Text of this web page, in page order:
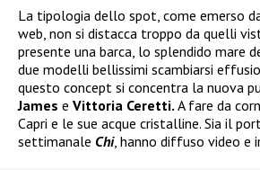
La tipologia dello spot, come emerso
web, non si distacca troppo da quelli
presente una barca, lo splendido mare
due modelli bellissimi scambiarsi
questo concept si concentra la nuova
James e Vittoria Ceretti. A fare da
Capri e le sue acque cristalline. Sia il
settimanale Chi, hanno diffuso video e